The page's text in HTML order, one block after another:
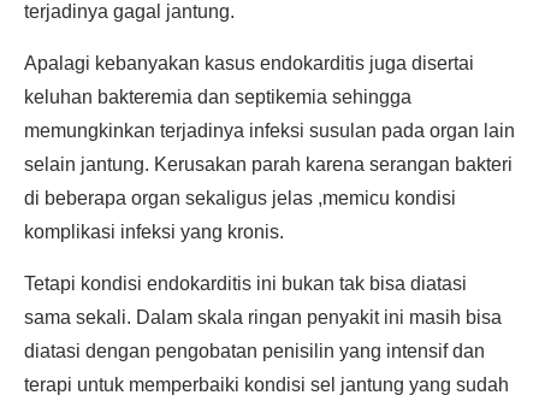
terjadinya gagal jantung.
Apalagi kebanyakan kasus endokarditis juga disertai
keluhan bakteremia dan septikemia sehingga
memungkinkan terjadinya infeksi susulan pada organ lain
selain jantung. Kerusakan parah karena serangan bakteri
di beberapa organ sekaligus jelas ,memicu kondisi
komplikasi infeksi yang kronis.
Tetapi kondisi endokarditis ini bukan tak bisa diatasi
sama sekali. Dalam skala ringan penyakit ini masih bisa
diatasi dengan pengobatan penisilin yang intensif dan
terapi untuk memperbaiki kondisi sel jantung yang sudah